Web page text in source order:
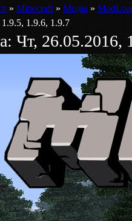
» Minecraft » Моды »
1.9.6, 1.9.7
Чт,